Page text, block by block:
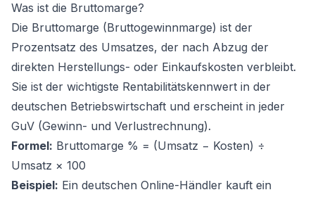
Was ist die Bruttomarge?
Die Bruttomarge (Bruttogewinnmarge) ist der
Prozentsatz des Umsatzes, der nach Abzug der
direkten Herstellungs- oder Einkaufskosten verbleibt.
Sie ist der wichtigste Rentabilitätskennwert in der
deutschen Betriebswirtschaft und erscheint in jeder
GuV (Gewinn- und Verlustrechnung).
Formel: Bruttomarge % = (Umsatz − Kosten) ÷
Umsatz × 100
Beispiel: Ein deutschen Online-Händler kauft ein